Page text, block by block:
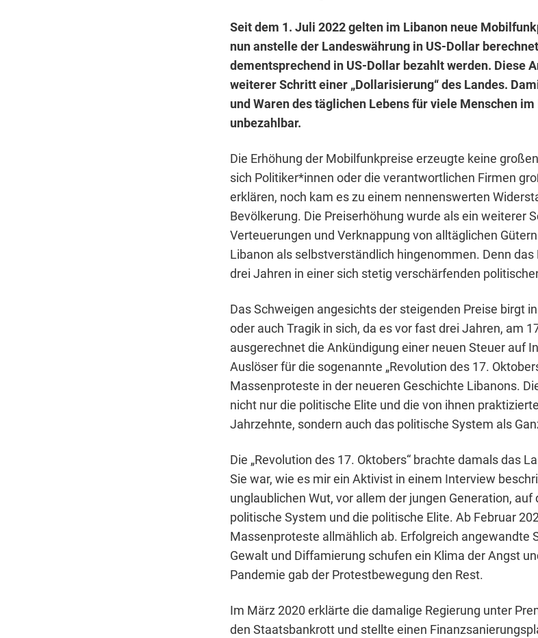
Seit dem 1. Juli 2022 gelten im Libanon neue
nun anstelle der Landeswährung in US-Dollar
dementsprechend in US-Dollar bezahlt werden. Diese
weiterer Schritt einer „Dollarisierung“ des Landes.
und Waren des täglichen Lebens für viele Menschen im
unbezahlbar.
Die Erhöhung der Mobilfunkpreise erzeugte keine
sich Politiker*innen oder die verantwortlichen Firmen
erklären, noch kam es zu einem nennenswerten
Bevölkerung. Die Preiserhöhung wurde als ein weiterer
Verteuerungen und Verknappung von alltäglichen
Libanon als selbstverständlich hingenommen. Denn
drei Jahren in einer sich stetig verschärfenden
Das Schweigen angesichts der steigenden Preise birgt
oder auch Tragik in sich, da es vor fast drei Jahren, am
ausgerechnet die Ankündigung einer neuen Steuer auf
Auslöser für die sogenannte „Revolution des 17.
Massenproteste in der neueren Geschichte Libanons.
nicht nur die politische Elite und die von ihnen
Jahrzehnte, sondern auch das politische System als
Die „Revolution des 17. Oktobers“ brachte damals das
Sie war, wie es mir ein Aktivist in einem Interview
unglaublichen Wut, vor allem der jungen Generation,
politische System und die politische Elite. Ab Februar
Massenproteste allmählich ab. Erfolgreich angewandte
Gewalt und Diffamierung schufen ein Klima der Angst
Pandemie gab der Protestbewegung den Rest.
Im März 2020 erklärte die damalige Regierung unter
den Staatsbankrott und stellte einen